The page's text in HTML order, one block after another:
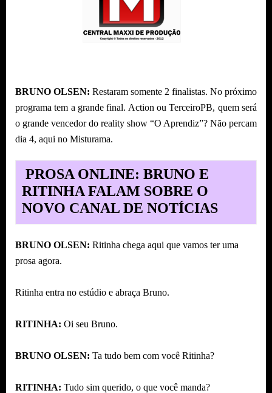
BRUNO OLSEN: Restaram somente 2 finalistas. No próximo
programa tem a grande final. Action ou TerceiroPB, quem será
o grande vencedor do reality show “O Aprendiz”? Não percam
dia 4, aqui no Misturama.
PROSA ONLINE: BRUNO E
RITINHA FALAM SOBRE O
NOVO CANAL DE NOTÍCIAS
BRUNO OLSEN: Ritinha chega aqui que vamos ter uma
prosa agora.
Ritinha entra no estúdio e abraça Bruno.
RITINHA: Oi seu Bruno.
BRUNO OLSEN: Ta tudo bem com você Ritinha?
RITINHA: Tudo sim querido, o que você manda?